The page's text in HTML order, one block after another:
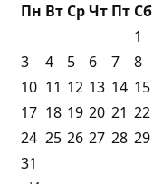
Пн Вт СрЧт Пт Сб
1
3
4 5 6 7 8
10 11 12 13 14 15
17 18 19 20 21 22
24 25 26 27 28 29
31